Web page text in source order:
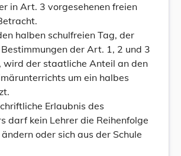
in Art. 3 vorgesehenen freien
halben schulfreien Tag, der
der Art. 1, 2 und 3
der staatliche Anteil an den
um ein halbes
Erlaubnis des
darf kein Lehrer die Reihenfolge
oder sich aus der Schule